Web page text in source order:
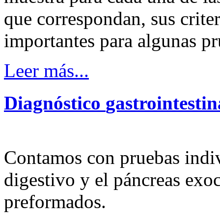
que correspondan, sus
importantes para algunas
Leer más...
Diagnóstico
Contamos con pruebas
digestivo y el páncreas
preformados.